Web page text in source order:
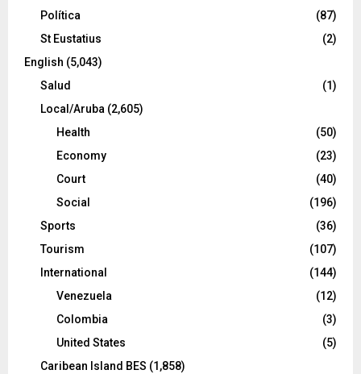
Política
(87)
St Eustatius
(2)
English (5,043)
Salud
(1)
Local/Aruba (2,605)
Health
(50)
Economy
(23)
Court
(40)
Social
(196)
Sports
(36)
Tourism
(107)
International
(144)
Venezuela
(12)
Colombia
(3)
United States
(5)
Caribean Island BES (1,858)